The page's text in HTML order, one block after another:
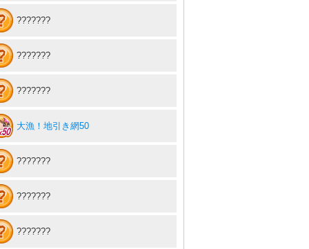
???????
???????
???????
大漁！地引き網50
???????
???????
???????